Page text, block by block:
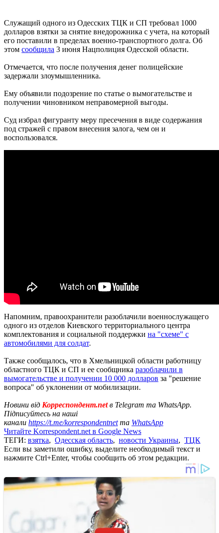
Служащий одного из Одесских ТЦК и СП требовал 1000
долларов взятки за снятие внедорожника с учета, на который
его поставили в пределах военно-транспортного долга. Об
этом сообщила 3 ​​июня Нацполиция Одесской области.
Отмечается, что после получения денег полицейские
задержали злоумышленника.
Ему объявили подозрение по статье о вымогательстве и
получении чиновником неправомерной выгоды.
Суд избрал фигуранту меру пресечения в виде содержания
под стражей с правом внесения залога, чем он и
воспользовался.
Напомним, правоохранители разоблачили военнослужащего
одного из отделов Киевского территориального центра
комплектования и социальной поддержки на "схеме" с
автомобилями для солдат.
Также сообщалось, что в Хмельницкой области работницу
областного ТЦК и СП и ее сообщника разоблачили в
вымогательстве и получении 10 000 долларов за "решение
вопроса" об уклонении от мобилизации.
Новини від Корреспондент.netв Telegram та WhatsApp.
Підписуйтесь на наші
канали https://t.me/korrespondentnetта WhatsApp
Читайте Korrespondent.net в Google News
ТЕГИ: взятка, Одесская область, новости Украины, ТЦК
Если вы заметили ошибку, выделите необходимый текст и
нажмите Ctrl+Enter, чтобы сообщить об этом редакции.